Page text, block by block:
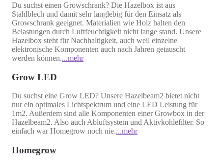
Du suchst einen Growschrank? Die Hazelbox ist aus
Stahlblech und damit sehr langlebig für den Einsatz als
Growschrank geeignet. Materialien wie Holz halten den
Belastungen durch Luftfeuchtigkeit nicht lange stand. Unsere
Hazelbox steht für Nachhaltigkeit, auch weil einzelne
elektronische Komponenten auch nach Jahren getauscht
werden können....mehr
Grow LED
Du suchst eine Grow LED? Unsere Hazelbeam2 bietet nicht
nur ein optimales Lichtspektrum und eine LED Leistung für
1m2. Außerdem sind alle Komponenten einer Growbox in der
Hazelbeam2. Also auch Abluftsystem und Aktivkohlefilter. So
einfach war Homegrow noch nie....mehr
Homegrow